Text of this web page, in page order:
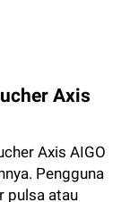
Axis
Axis AIGO
Pengguna
pulsa atau